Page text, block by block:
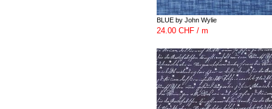
BLUE by John Wylie
24.00 CHF / m